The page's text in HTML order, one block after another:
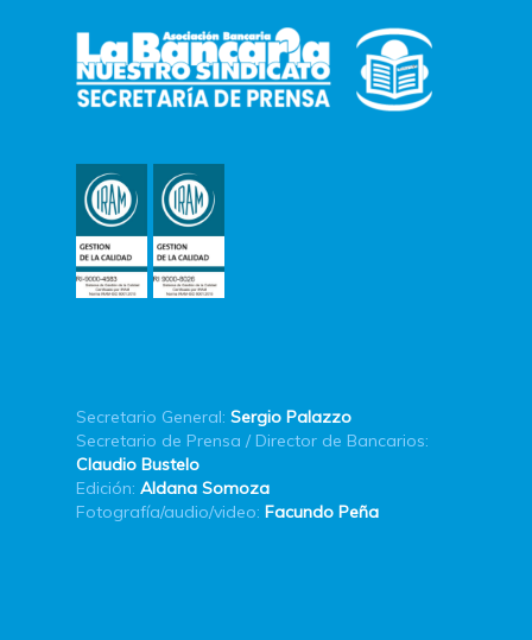
Secretario General: Sergio Palazzo
Secretario de Prensa / Director de Bancarios:
Claudio Bustelo
Edición: Aldana Somoza
Fotografía/audio/video: Facundo Peña